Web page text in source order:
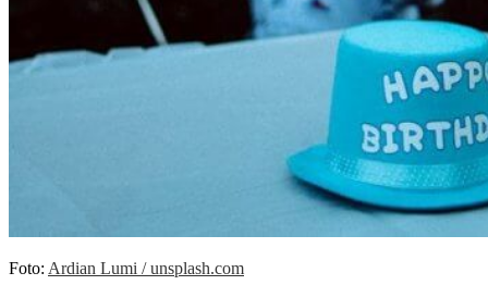
Foto: Ardian Lumi / unsplash.com